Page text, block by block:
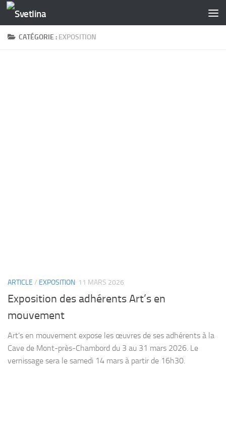
Skip to content
CATÉGORIE : EXPOSITION
ARTICLE / EXPOSITION 11 MARS 2026
Exposition des adhérents Art’s en
mouvement
Art’s en mouvement expose les œuvres de ses adhérents à la
Cave de Mont-près-Chambord du 3 au 31 mars 2026. Le
vernissage sera le samedi 14 mars à partir de 16h30.